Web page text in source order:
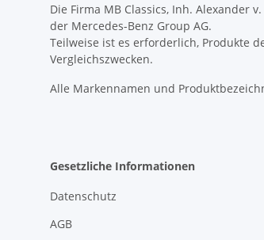
Die Firma MB Classics, Inh.
der Mercedes-Benz Group AG.
Teilweise ist es erforderlich, Produkte
Vergleichszwecken.
Alle Markennamen und
Gesetzliche Informationen
Datenschutz
AGB